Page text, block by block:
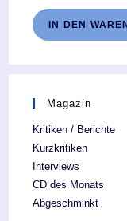
IN DEN
Magazin
Kritiken / Berichte
Kurzkritiken
Interviews
CD des Monats
Abgeschminkt